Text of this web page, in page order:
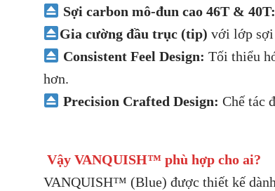
Sợi carbon mô-đun cao 46T & 40T:
Gia cường đầu trục (tip) với lớp sợi
Consistent Feel Design: Tối thiểu
hơn.
Precision Crafted Design: Chế tác
Vậy VANQUISH™ phù hợp cho ai?
VANQUISH™ (Blue) được thiết kế